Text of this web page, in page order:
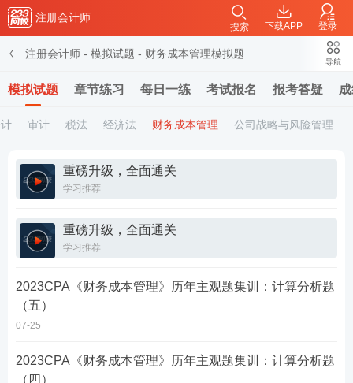
注册会计师
下载APP 登录
搜索
注册会计师 - 模拟试题 - 财务成本管理模拟题
模拟试题 章节练习 每日一练 考试报名 报考答疑
导航
审计 税法 经济法 财务成本管理 公司战略与风险管理
重磅升级，全面通关
学习推荐
重磅升级，全面通关
学习推荐
2023CPA《财务成本管理》历年主观题集训：计算分析题
（五）
07-25
​2023CPA《财务成本管理》历年主观题集训：计算分析题
（四）